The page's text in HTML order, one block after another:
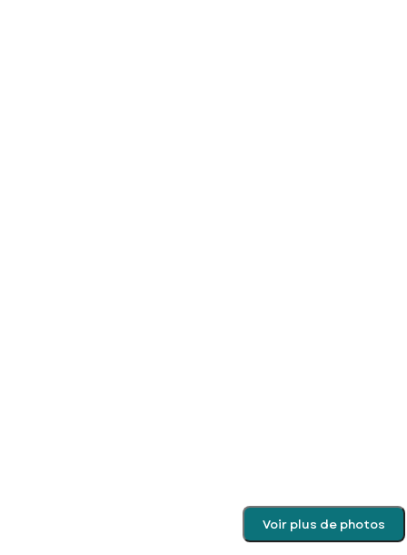
Voir plus de photos